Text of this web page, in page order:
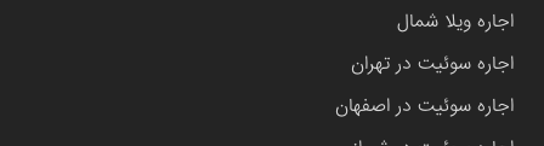
اجاره ویلا شمال
اجاره سوئیت در تهران
اجاره سوئیت در اصفهان